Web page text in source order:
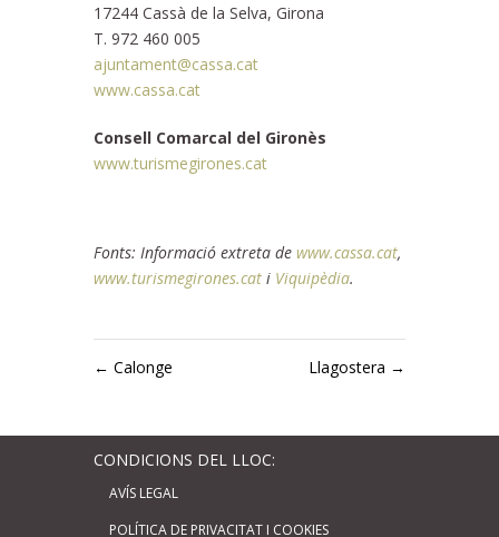
17244 Cassà de la Selva, Girona
T. 972 460 005
ajuntament@cassa.cat
www.cassa.cat
Consell Comarcal del Gironès
www.turismegirones.cat
Fonts: Informació extreta de www.cassa.cat,
www.turismegirones.cat i Viquipèdia.
← Calonge Llagostera →
CONDICIONS DEL LLOC:
AVÍS LEGAL
POLÍTICA DE PRIVACITAT I COOKIES